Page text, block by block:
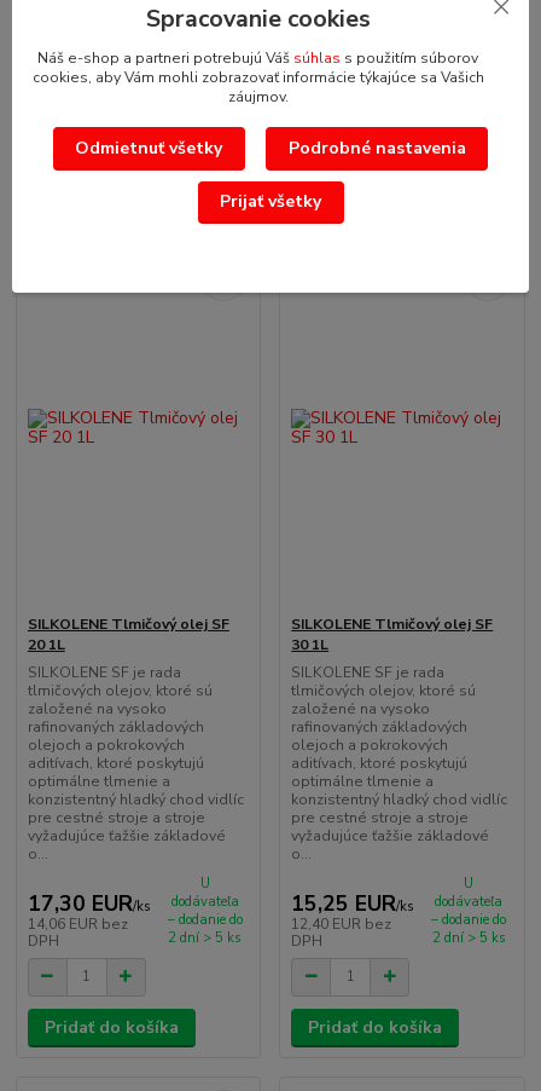
18,34 EUR/ks
14,91 EURbez
dodávateľa
– dodanie do
2 dní > 5 ks
prísadami proti...
14,91 EUR bez
DPH
Nie je
skladom
SILKOLENE Tlmičový olej SF
20 1L
SILKOLENE SF je rada
tlmičových olejov, ktoré sú
založené na vysoko
rafinovaných základových
olejoch a pokrokových
aditívach, ktoré poskytujú
optimálne tlmenie a
konzistentný hladký chod vidlíc
pre cestné stroje a stroje
vyžadujúce ťažšie základové
o...
17,30 EUR/ks
14,06 EUR bez
DPH
U
dodávateľa
– dodanie do
2 dní > 5 ks
Pridať do košíka
SILKOLENE Tlmičový olej SF
30 1L
SILKOLENE SF je rada
tlmičových olejov, ktoré sú
založené na vysoko
rafinovaných základových
olejoch a pokrokových
aditívach, ktoré poskytujú
optimálne tlmenie a
konzistentný hladký chod vidlíc
pre cestné stroje a stroje
vyžadujúce ťažšie základové
o...
15,25 EUR/ks
12,40 EUR bez
DPH
U
dodávateľa
– dodanie do
2 dní > 5 ks
Pridať do košíka
Spracovanie cookies
Náš e-shop a partneri potrebujú Váš súhlas s použitím súborov
cookies, aby Vám mohli zobrazovať informácie týkajúce sa Vašich
záujmov.
Odmietnuť všetky Podrobné nastavenia
Prijať všetky